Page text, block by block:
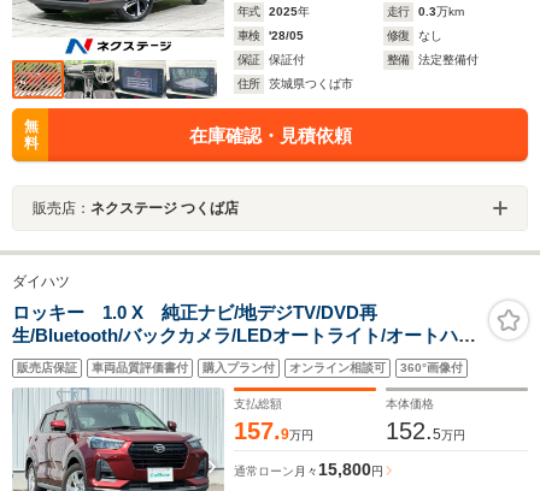
年式 2025年 走行 0.3万km
車検
'28/05 修復
なし
保証
保証付 整備
法定整備付
住所
茨城県つくば市
無
料
在庫確認・見積依頼
販売店： ネクステージ つくば店
ダイハツ
ロッキー 1.0 X 純正ナビ/地デジTV/DVD再
生/Bluetooth/バックカメラ/LEDオートライト/オートハイ
ビーム/ドライブレコーダー/ETC/プッシュスタート/スマ
ートキー/純正16AW/禁煙車
販売店保証 車両品質評価書付 購入プラン付 オンライン相談可 360°画像付
支払総額
157.9万円
本体価格
152.5万円
通常ローン 月々15,800円